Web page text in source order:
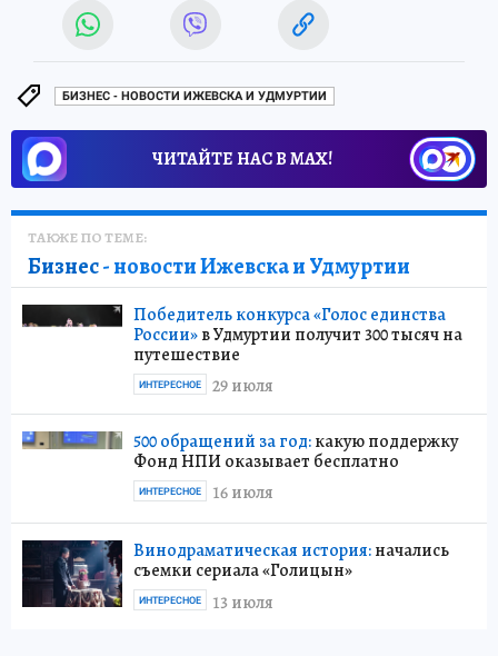
БИЗНЕС - НОВОСТИ ИЖЕВСКА И УДМУРТИИ
ЧИТАЙТЕ НАС В МАХ!
ТАКЖЕ ПО ТЕМЕ:
Бизнес- новости Ижевска и Удмуртии
Победитель конкурса «Голос единства
России»в Удмуртии получит 300 тысяч на
путешествие
29 июля
ИНТЕРЕСНОЕ
500 обращений за год:какую поддержку
Фонд НПИ оказывает бесплатно
16 июля
ИНТЕРЕСНОЕ
Винодраматическая история:начались
съемки сериала «Голицын»
13 июля
ИНТЕРЕСНОЕ